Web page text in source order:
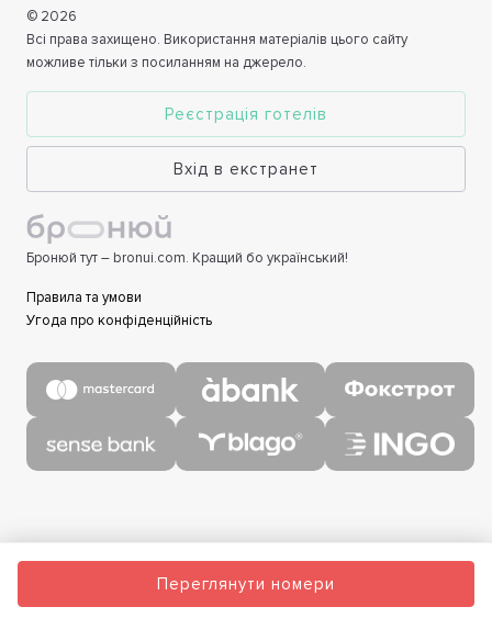
Переглянути номери
© 2026
Всі права захищено. Використання матеріалів цього сайту
можливе тільки з посиланням на джерело.
Реєстрація готелів
Вхід в екстранет
Бронюй тут – bronui.com. Кращий бо український!
Правила та умови
Угода про конфіденційність